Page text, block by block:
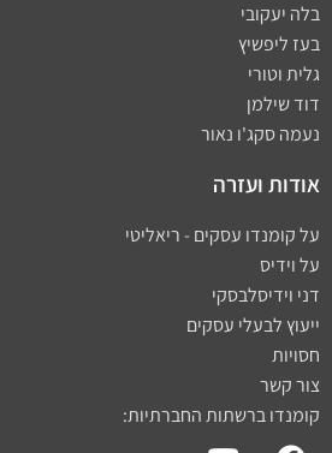
בלה יעקובי
בעז ליפשיץ
גלית וטורי
דוד שילמן
נעמה סקג'ו נאור
אודות ועזרה
על קומנדו עסקים - ריאליטי
על וידיס
דני וידיסלבסקי
ייעוץ לבעלי עסקים
חסויות
צור קשר
קומנדו ברשתות החברתיות: